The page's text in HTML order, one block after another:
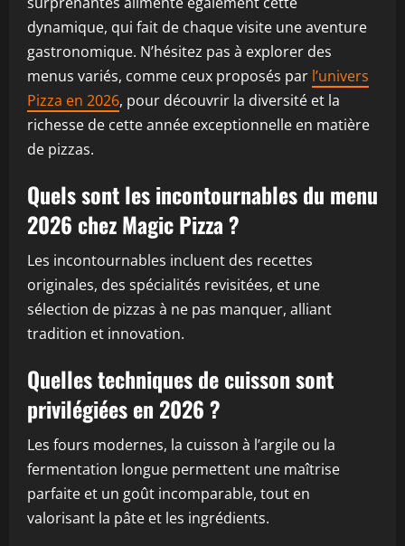
dynamique, qui fait de chaque visite une aventure
gastronomique. N’hésitez pas à explorer des
menus variés, comme ceux proposés par l’univers
Pizza en 2026, pour découvrir la diversité et la
richesse de cette année exceptionnelle en matière
de pizzas.
Quels sont les incontournables du menu
2026 chez Magic Pizza ?
Les incontournables incluent des recettes
originales, des spécialités revisitées, et une
sélection de pizzas à ne pas manquer, alliant
tradition et innovation.
Quelles techniques de cuisson sont
privilégiées en 2026 ?
Les fours modernes, la cuisson à l’argile ou la
fermentation longue permettent une maîtrise
parfaite et un goût incomparable, tout en
valorisant la pâte et les ingrédients.